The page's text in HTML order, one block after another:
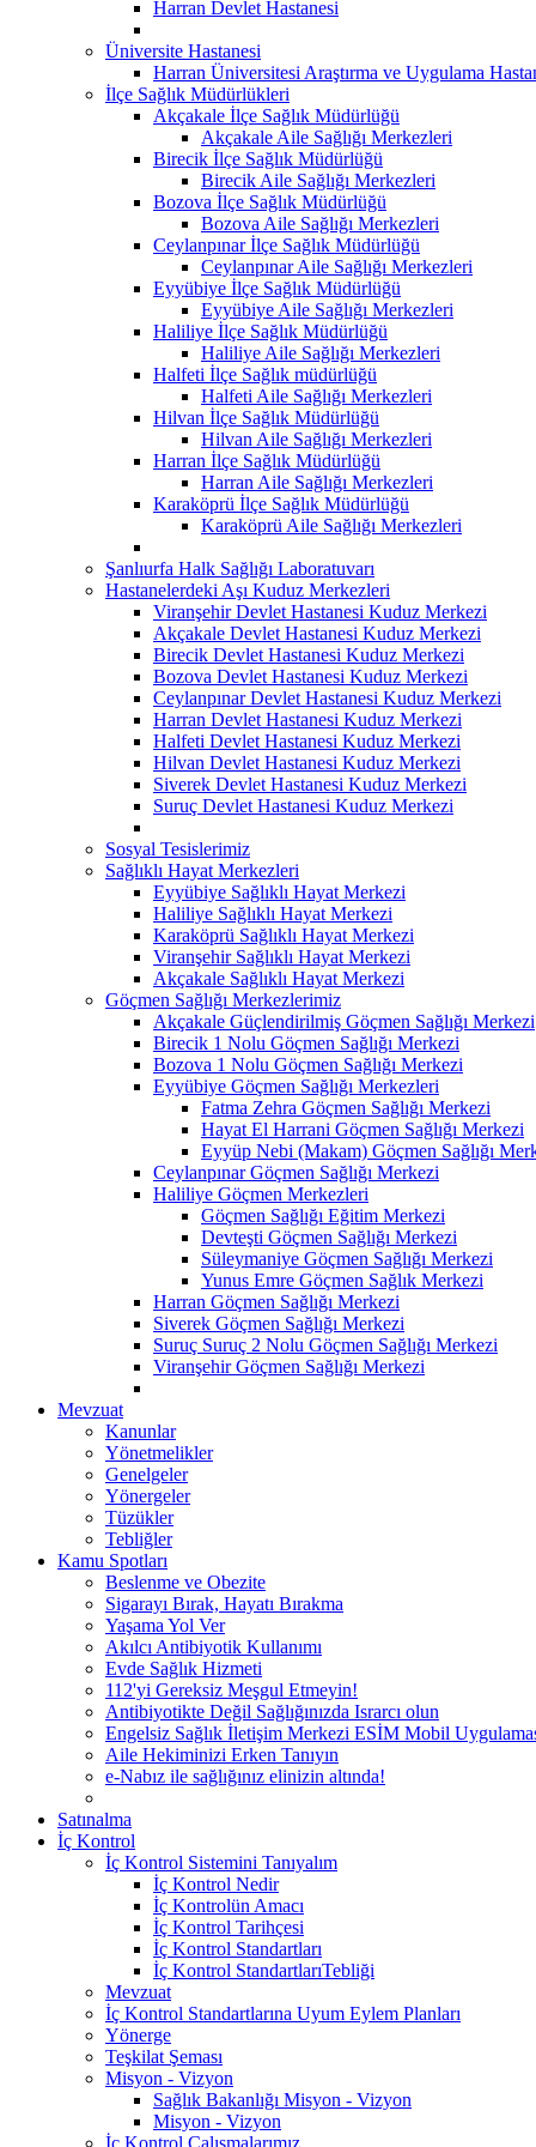
Harran Devlet Hastanesi
Üniversite Hastanesi
Harran Üniversitesi Araştırma ve Uygulama
İlçe Sağlık Müdürlükleri
Akçakale İlçe Sağlık Müdürlüğü
Akçakale Aile Sağlığı Merkezleri
Birecik İlçe Sağlık Müdürlüğü
Birecik Aile Sağlığı Merkezleri
Bozova İlçe Sağlık Müdürlüğü
Bozova Aile Sağlığı Merkezleri
Ceylanpınar İlçe Sağlık Müdürlüğü
Ceylanpınar Aile Sağlığı Merkezleri
Eyyübiye İlçe Sağlık Müdürlüğü
Eyyübiye Aile Sağlığı Merkezleri
Haliliye İlçe Sağlık Müdürlüğü
Haliliye Aile Sağlığı Merkezleri
Halfeti İlçe Sağlık müdürlüğü
Halfeti Aile Sağlığı Merkezleri
Hilvan İlçe Sağlık Müdürlüğü
Hilvan Aile Sağlığı Merkezleri
Harran İlçe Sağlık Müdürlüğü
Harran Aile Sağlığı Merkezleri
Karaköprü İlçe Sağlık Müdürlüğü
Karaköprü Aile Sağlığı Merkezleri
Şanlıurfa Halk Sağlığı Laboratuvarı
Hastanelerdeki Aşı Kuduz Merkezleri
Viranşehir Devlet Hastanesi Kuduz Merkezi
Akçakale Devlet Hastanesi Kuduz Merkezi
Birecik Devlet Hastanesi Kuduz Merkezi
Bozova Devlet Hastanesi Kuduz Merkezi
Ceylanpınar Devlet Hastanesi Kuduz Merkezi
Harran Devlet Hastanesi Kuduz Merkezi
Halfeti Devlet Hastanesi Kuduz Merkezi
Hilvan Devlet Hastanesi Kuduz Merkezi
Siverek Devlet Hastanesi Kuduz Merkezi
Suruç Devlet Hastanesi Kuduz Merkezi
Sosyal Tesislerimiz
Sağlıklı Hayat Merkezleri
Eyyübiye Sağlıklı Hayat Merkezi
Haliliye Sağlıklı Hayat Merkezi
Karaköprü Sağlıklı Hayat Merkezi
Viranşehir Sağlıklı Hayat Merkezi
Akçakale Sağlıklı Hayat Merkezi
Göçmen Sağlığı Merkezlerimiz
Akçakale Güçlendirilmiş Göçmen Sağlığı Merkezi
Birecik 1 Nolu Göçmen Sağlığı Merkezi
Bozova 1 Nolu Göçmen Sağlığı Merkezi
Eyyübiye Göçmen Sağlığı Merkezleri
Fatma Zehra Göçmen Sağlığı Merkezi
Hayat El Harrani Göçmen Sağlığı Merkezi
Eyyüp Nebi (Makam) Göçmen Sağlığı
Ceylanpınar Göçmen Sağlığı Merkezi
Haliliye Göçmen Merkezleri
Göçmen Sağlığı Eğitim Merkezi
Devteşti Göçmen Sağlığı Merkezi
Süleymaniye Göçmen Sağlığı Merkezi
Yunus Emre Göçmen Sağlık Merkezi
Harran Göçmen Sağlığı Merkezi
Siverek Göçmen Sağlığı Merkezi
Suruç Suruç 2 Nolu Göçmen Sağlığı Merkezi
Viranşehir Göçmen Sağlığı Merkezi
Mevzuat
Kanunlar
Yönetmelikler
Genelgeler
Yönergeler
Tüzükler
Tebliğler
Kamu Spotları
Beslenme ve Obezite
Sigarayı Bırak, Hayatı Bırakma
Yaşama Yol Ver
Akılcı Antibiyotik Kullanımı
Evde Sağlık Hizmeti
112'yi Gereksiz Meşgul Etmeyin!
Antibiyotikte Değil Sağlığınızda Israrcı olun
Engelsiz Sağlık İletişim Merkezi ESİM Mobil
Aile Hekiminizi Erken Tanıyın
e-Nabız ile sağlığınız elinizin altında!
Satınalma
İç Kontrol
İç Kontrol Sistemini Tanıyalım
İç Kontrol Nedir
İç Kontrolün Amacı
İç Kontrol Tarihçesi
İç Kontrol Standartları
İç Kontrol StandartlarıTebliği
Mevzuat
İç Kontrol Standartlarına Uyum Eylem Planları
Yönerge
Teşkilat Şeması
Misyon - Vizyon
Sağlık Bakanlığı Misyon - Vizyon
Misyon - Vizyon
İç Kontrol Çalışmalarımız